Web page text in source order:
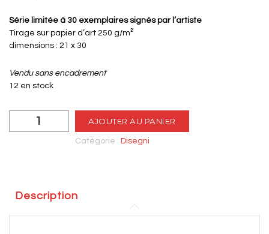
Série limitée à 30 exemplaires signés par l’artiste
Tirage sur papier d’art 250 g/m²
dimensions : 21 x 30
Vendu sans encadrement
12 en stock
quantité
AJOUTER AU PANIER
Catégorie : Disegni
Description